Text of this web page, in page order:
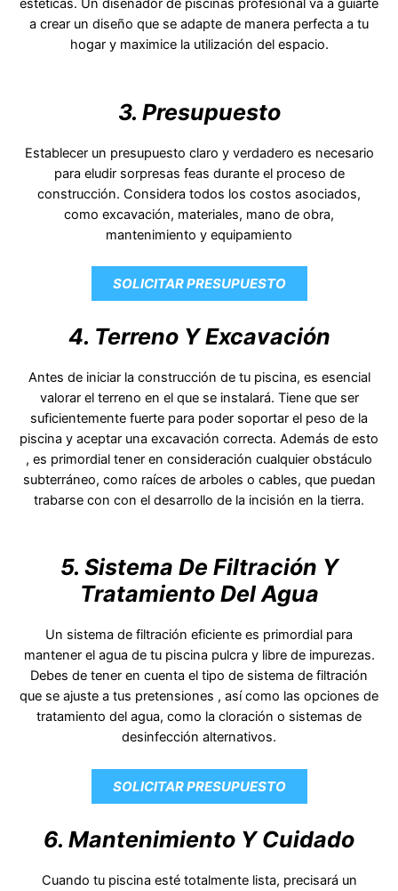
estéticas. Un diseñador de piscinas profesional va a guiarte
a crear un diseño que se adapte de manera perfecta a tu
hogar y maximice la utilización del espacio.
3. Presupuesto
Establecer un presupuesto claro y verdadero es necesario
para eludir sorpresas feas durante el proceso de
construcción. Considera todos los costos asociados,
como excavación, materiales, mano de obra,
mantenimiento y equipamiento
SOLICITAR PRESUPUESTO
4. Terreno Y Excavación
Antes de iniciar la construcción de tu piscina, es esencial
valorar el terreno en el que se instalará. Tiene que ser
suficientemente fuerte para poder soportar el peso de la
piscina y aceptar una excavación correcta. Además de esto
, es primordial tener en consideración cualquier obstáculo
subterráneo, como raíces de arboles o cables, que puedan
trabarse con con el desarrollo de la incisión en la tierra.
5. Sistema De Filtración Y
Tratamiento Del Agua
Un sistema de filtración eficiente es primordial para
mantener el agua de tu piscina pulcra y libre de impurezas.
Debes de tener en cuenta el tipo de sistema de filtración
que se ajuste a tus pretensiones , así como las opciones de
tratamiento del agua, como la cloración o sistemas de
desinfección alternativos.
SOLICITAR PRESUPUESTO
6. Mantenimiento Y Cuidado
Cuando tu piscina esté totalmente lista, precisará un